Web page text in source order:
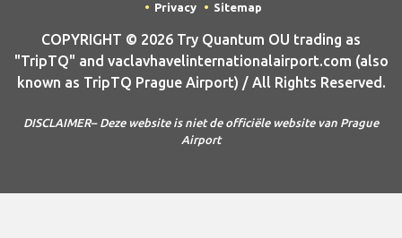
Privacy
Sitemap
COPYRIGHT © 2026 Try Quantum OU trading as
"TripTQ" and vaclavhavelinternationalairport.com (also
known as TripTQ Prague Airport) / All Rights Reserved.
DISCLAIMER– Deze website is niet de officiële website van Prague
Airport